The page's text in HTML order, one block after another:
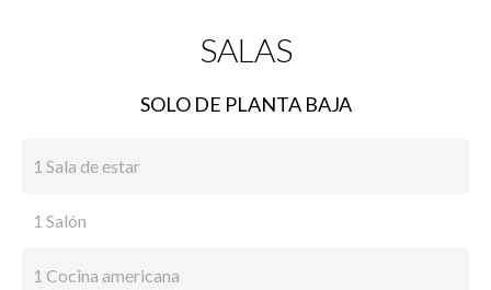
SALAS
SOLO DE PLANTA BAJA
1 Sala de estar
1 Salón
1 Cocina americana